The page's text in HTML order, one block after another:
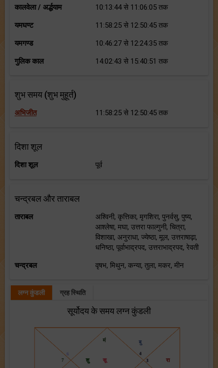
कालवेला / अर्द्धयाम 10:13:44 से 11:06:05 तक
यमघण्ट 11:58:25 से 12:50:45 तक
यमगण्ड 10:46:27 से 12:24:35 तक
गुलिक काल 14:02:43 से 15:40:51 तक
शुभ समय (शुभ मुहूर्त)
अभिजीत 11:58:25 से 12:50:45 तक
दिशा शूल
दिशा शूल पूर्व
चन्द्रबल और ताराबल
ताराबल
अश्विनी, कृत्तिका, मृगशिरा, पुनर्वसु, पुष्य,
आश्लेषा, मघा, उत्तरा फाल्गुनी, चित्रा,
विशाखा, अनुराधा, ज्येष्ठा, मूल, उत्तराषाढ़ा,
धनिष्ठा, पूर्वाभाद्रपद, उत्तराभाद्रपद, रेवती
चन्द्रबल वृषभ, मिथुन, कन्या, तुला, मकर, मीन
लग्न कुंडली ग्रह स्थिति
सूर्योदय के समय लग्न कुंडली